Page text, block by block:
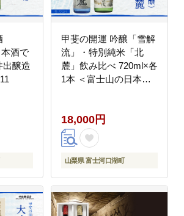
酒で
出醸造
甲斐の開運 吟醸「雪解
流」・特別純米「北
麓」飲み比べ 720ml×各
1本 ＜富士山の日本酒
18,000円
山梨県 富士河口湖町